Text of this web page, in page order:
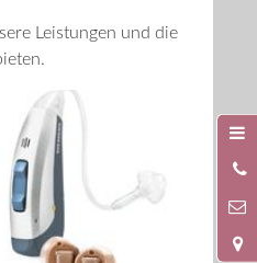
Leistungen und die